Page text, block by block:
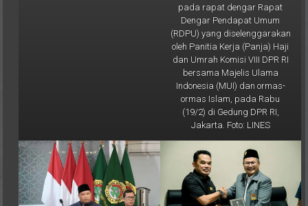
pada rapat dengar Rapat
Dengar Pendapat Umum
(RDPU) yang diselenggarakan
oleh Panitia Kerja (Panja) Haji
dan Umrah Komisi VIII DPR RI
bersama Majelis Ulama
Indonesia (MUI) dan ormas-
ormas Islam, pada Rabu
(19/2) di Gedung DPR RI,
Jakarta. Foto: LINES